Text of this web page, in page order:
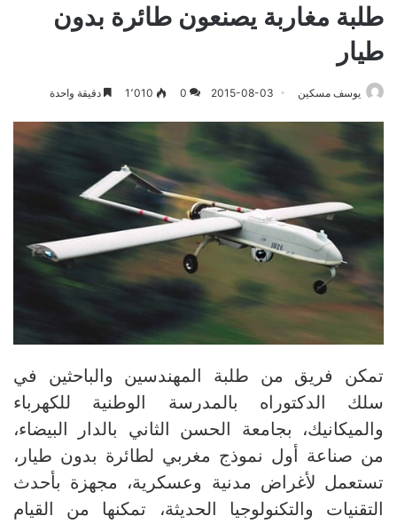
طلبة مغاربة يصنعون طائرة بدون
طيار
يوسف مسكين 2015-08-03
0 1٬010 دقيقة واحدة
تمكن فريق من طلبة المهندسين والباحثين في
سلك الدكتوراه بالمدرسة الوطنية للكهرباء
والميكانيك، بجامعة الحسن الثاني بالدار البيضاء،
من صناعة أول نموذج مغربي لطائرة بدون طيار،
تستعمل لأغراض مدنية وعسكرية، مجهزة بأحدث
التقنيات والتكنولوجيا الحديثة، تمكنها من القيام